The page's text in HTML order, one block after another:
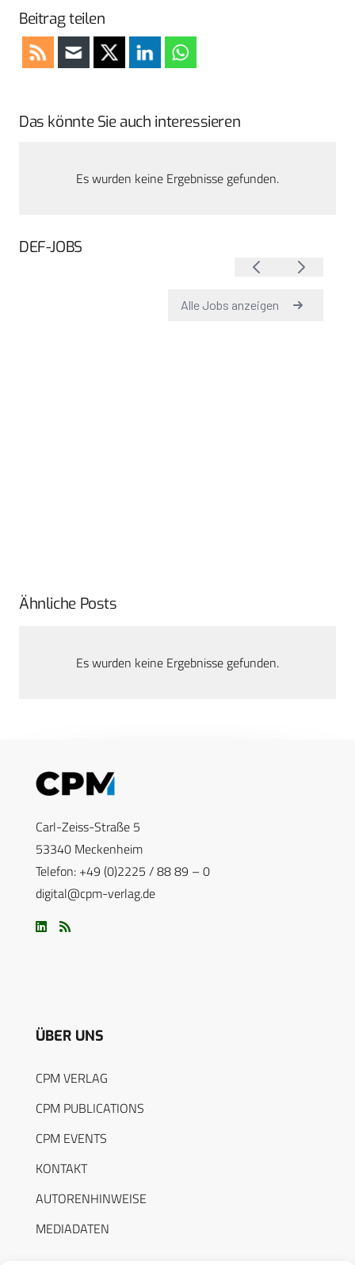
Beitrag teilen
Das könnte Sie auch interessieren
Es wurden keine Ergebnisse gefunden.
DEF-JOBS
Ähnliche Posts
Es wurden keine Ergebnisse gefunden.
Carl-Zeiss-Straße 5
53340 Meckenheim
Telefon: +49 (0)2225 / 88 89 – 0
digital@cpm-verlag.de
ÜBER UNS
CPM VERLAG
CPM PUBLICATIONS
CPM EVENTS
KONTAKT
AUTORENHINWEISE
MEDIADATEN